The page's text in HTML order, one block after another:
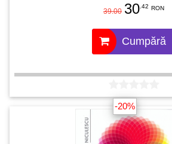
39.00 30 .42 RON
Cumpără
-20%